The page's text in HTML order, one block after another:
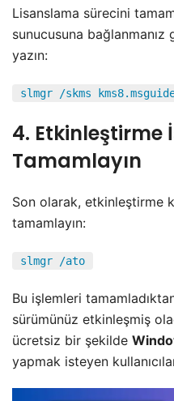
Lisanslama sürecini
sunucusuna bağlanmanız
yazın:
slmgr /skms
4. Etkinleştirme
Tamamlayın
Son olarak, etkinleştirme
tamamlayın:
slmgr /ato
Bu işlemleri
sürümünüz etkinleşmiş
ücretsiz bir şekilde
yapmak isteyen